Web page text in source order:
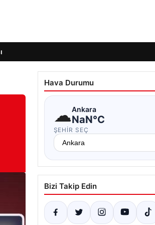
Hava Durumu
☁Ankara
NaN°C
ŞEHIR SEÇ
Bizi Takip Edin